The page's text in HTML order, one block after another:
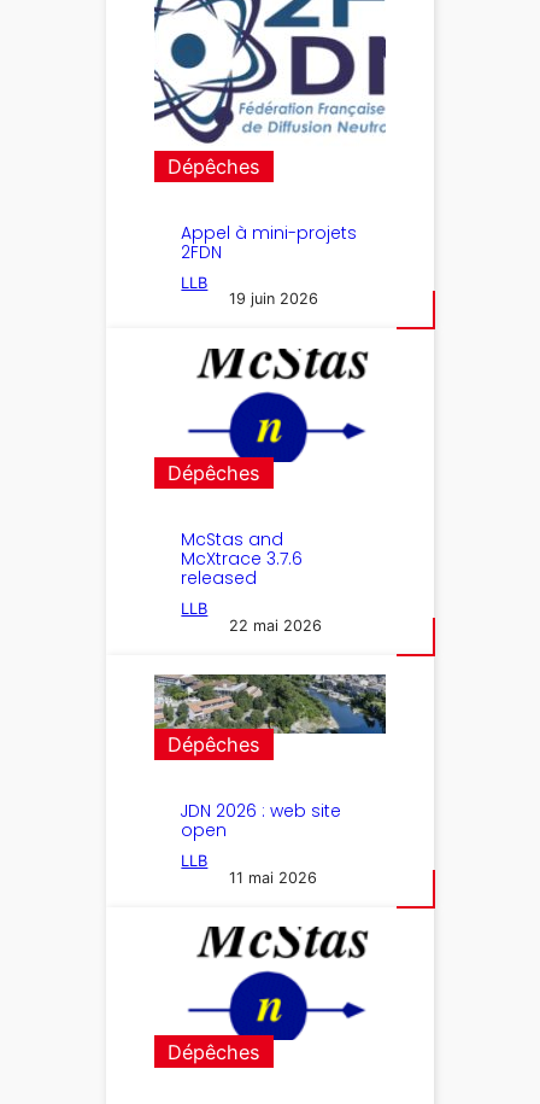
Dépêches
Appel à mini-projets
2FDN
LLB
19 juin 2026
Dépêches
McStas and
McXtrace 3.7.6
released
LLB
22 mai 2026
Dépêches
JDN 2026 : web site
open
LLB
11 mai 2026
Dépêches